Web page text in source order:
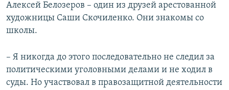
Алексей Белозеров – один из друзей арестованной
художницы Саши Скочиленко. Они знакомы со
школы.
– Я никогда до этого последовательно не следил за
политическими уголовными делами и не ходил в
суды. Но участвовал в правозащитной деятельности